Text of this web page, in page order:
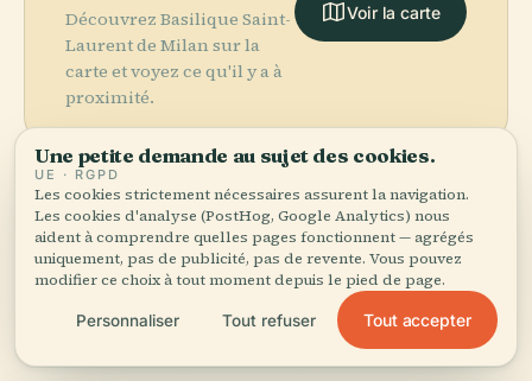
Découvrez Basilique Saint-
Laurent de Milan sur la
carte et voyez ce qu'il y a à
proximité.
Voir la carte
More inMilan.
433 lieux à découvrir — quelques-uns à associer.
PLACE
Église Santa
Maria delle
Grazie de Milan
PLACE
Storico Ricordi
PLACE
Piazza Gae
Aulenti
Une petite demande au sujet des cookies.
UE · RGPD
Les cookies strictement nécessaires assurent la navigation.
Les cookies d'analyse (PostHog, Google Analytics) nous
aident à comprendre quelles pages fonctionnent — agrégés
uniquement, pas de publicité, pas de revente. Vous pouvez
modifier ce choix à tout moment depuis le pied de page.
Personnaliser Tout refuser Tout accepter